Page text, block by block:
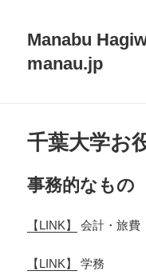
Manabu
manau.jp
千葉大学お
事務的なもの
【LINK】 会計・旅費
【LINK】 学務